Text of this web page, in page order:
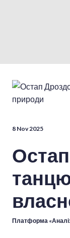
8 Nov 2025
Платформа